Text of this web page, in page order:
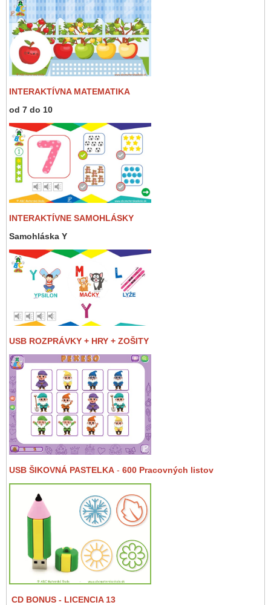
INTERAKTÍVNA MATEMATIKA
od 7 do 10
INTERAKTÍVNE SAMOHLÁSKY
Samohláska Y
USB ROZPRÁVKY + HRY + ZOŠITY
USB ŠIKOVNÁ PASTELKA - 600 Pracovných listov
CD BONUS - LICENCIA 13